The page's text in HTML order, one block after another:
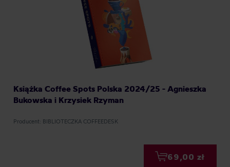
Książka Coffee Spots Polska 2024/25 - Agnieszka
Bukowska i Krzysiek Rzyman
Producent: BIBLIOTECZKA COFFEEDESK
69,00 zł